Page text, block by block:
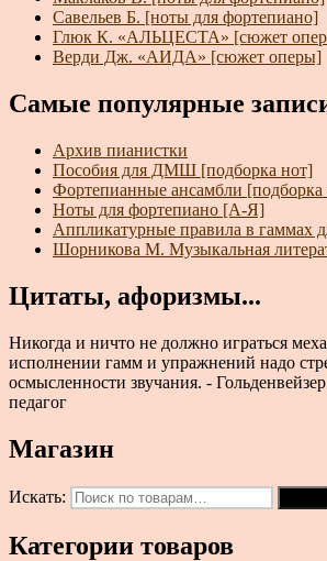
Савельев Б. [ноты для фортепиано]
Глюк К. «АЛЬЦЕСТА» [сюжет
Верди Дж. «АИДА» [сюжет оперы]
Самые популярные
Архив пианистки
Пособия для ДМШ [подборка нот]
Фортепианные ансамбли [подборка
Ноты для фортепиано [А-Я]
Аппликатурные правила в гаммах
Шорникова М. Музыкальная
Цитаты, афоризмы...
Никогда и ничто не должно играться
исполнении гамм и упражнений надо
осмысленности звучания. -
педагог
Магазин
Искать:
Категории товаров